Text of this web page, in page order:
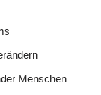
Menschen